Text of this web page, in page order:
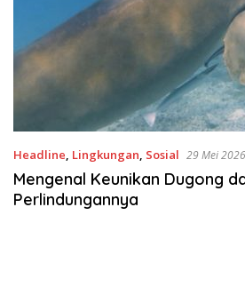
Headline, Lingkungan, Sosial 29 Mei 2026
Mengenal Keunikan Dugong
Perlindungannya